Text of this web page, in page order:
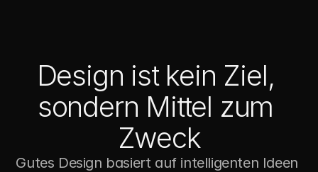
Design ist kein Ziel,
sondern Mittel zum
Zweck
Gutes Design basiert auf intelligenten Ideen